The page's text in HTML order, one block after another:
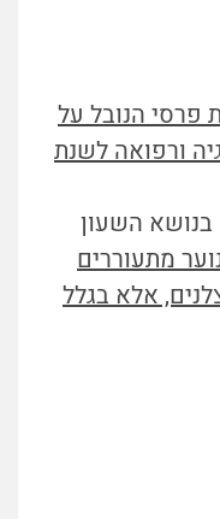
פרסי הנובל על
ורפואה לשנת
השעון
מתעוררים
אלא בגלל